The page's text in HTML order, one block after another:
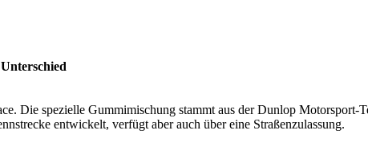
Die spezielle Gummimischung stammt aus der Dunlop
entwickelt, verfügt aber auch über eine Straßenzulassung.